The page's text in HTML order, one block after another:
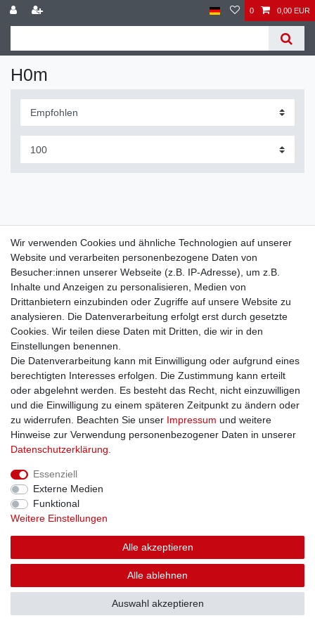
0 0,00 EUR
H0m
Widerrufs­recht Widerrufs­formular Impressum
Daten­schutz­erklärung AGB
Wir verwenden Cookies und ähnliche Technologien auf unserer
Website und verarbeiten personenbezogene Daten von
Besucher:innen unserer Webseite (z.B. IP-Adresse), um z.B.
Inhalte und Anzeigen zu personalisieren, Medien von
Drittanbietern einzubinden oder Zugriffe auf unsere Website zu
analysieren. Die Datenverarbeitung erfolgt erst durch gesetzte
Cookies. Wir teilen diese Daten mit Dritten, die wir in den
Einstellungen benennen.
Die Datenverarbeitung kann mit Einwilligung oder aufgrund eines
berechtigten Interesses erfolgen. Die Zustimmung kann erteilt
oder abgelehnt werden. Es besteht das Recht, nicht einzuwilligen
und die Einwilligung zu einem späteren Zeitpunkt zu ändern oder
zu widerrufen. Beachten Sie unser Impressum und weitere
Hinweise zur Verwendung personenbezogener Daten in unserer
Daten­schutz­erklärung
Essenziell
Externe Medien
Funktional
Weitere Einstellungen
Alle akzeptieren
Alle ablehnen
Auswahl akzeptieren